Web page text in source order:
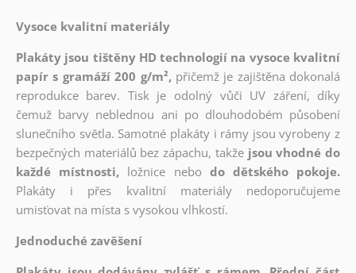
Vysoce kvalitní materiály
Plakáty jsou tištěny HD technologií na vysoce kvalitní
papír s gramáží 200 g/m², přičemž je zajištěna dokonalá
reprodukce barev. Tisk je odolný vůči UV záření, díky
čemuž barvy neblednou ani po dlouhodobém působení
slunečního světla. Samotné plakáty i rámy jsou vyrobeny z
bezpečných materiálů bez zápachu, takže jsou vhodné do
každé místnosti, ložnice nebo do dětského pokoje.
Plakáty i přes kvalitní materiály nedoporučujeme
umisťovat na místa s vysokou vlhkostí.
Jednoduché zavěšení